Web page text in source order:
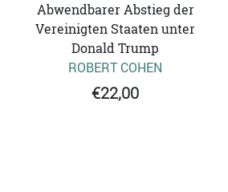
Abwendbarer Abstieg der
Vereinigten Staaten unter
Donald Trump
ROBERT COHEN
€22,00